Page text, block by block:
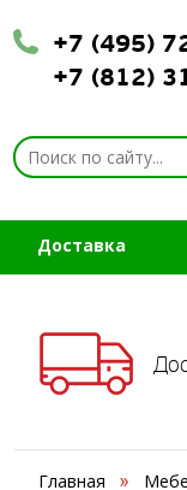
+7 (495)
+7 (812)
Доставка
Главная